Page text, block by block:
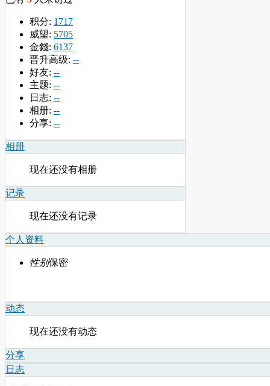
积分: 1717
威望: 5705
金錢: 6137
晋升高级: --
好友: --
主题: --
日志: --
相册: --
分享: --
相册
现在还没有相册
记录
现在还没有记录
个人资料
性别保密
动态
现在还没有动态
分享
日志